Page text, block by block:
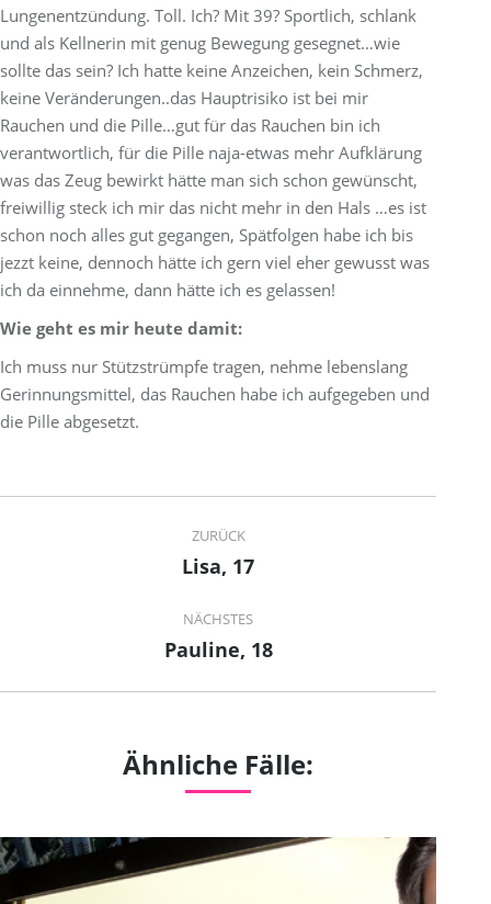
Lungenentzündung. Toll. Ich? Mit 39? Sportlich, schlank
und als Kellnerin mit genug Bewegung gesegnet…wie
sollte das sein? Ich hatte keine Anzeichen, kein Schmerz,
keine Veränderungen..das Hauptrisiko ist bei mir
Rauchen und die Pille…gut für das Rauchen bin ich
verantwortlich, für die Pille naja-etwas mehr Aufklärung
was das Zeug bewirkt hätte man sich schon gewünscht,
freiwillig steck ich mir das nicht mehr in den Hals …es ist
schon noch alles gut gegangen, Spätfolgen habe ich bis
jezzt keine, dennoch hätte ich gern viel eher gewusst was
ich da einnehme, dann hätte ich es gelassen!
Wie geht es mir heute damit:
Ich muss nur Stützstrümpfe tragen, nehme lebenslang
Gerinnungsmittel, das Rauchen habe ich aufgegeben und
die Pille abgesetzt.
navigation
ZURÜCK
Previous
Lisa, 17
NÄCHSTES
Next
Pauline, 18
Ähnliche Fälle: